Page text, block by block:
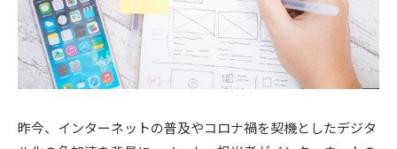
昨今、インターネットの普及やコロナ禍を契機としたデジタ